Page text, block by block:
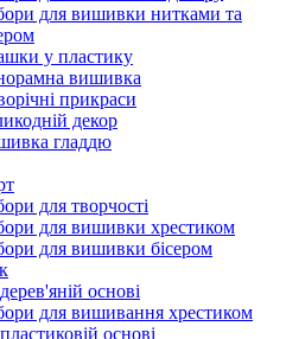
для вишивки нитками та
у пластику
вишивка
прикраси
декор
гладдю
для творчості
для вишивки хрестиком
для вишивки бісером
основі
для вишивання хрестиком
основі